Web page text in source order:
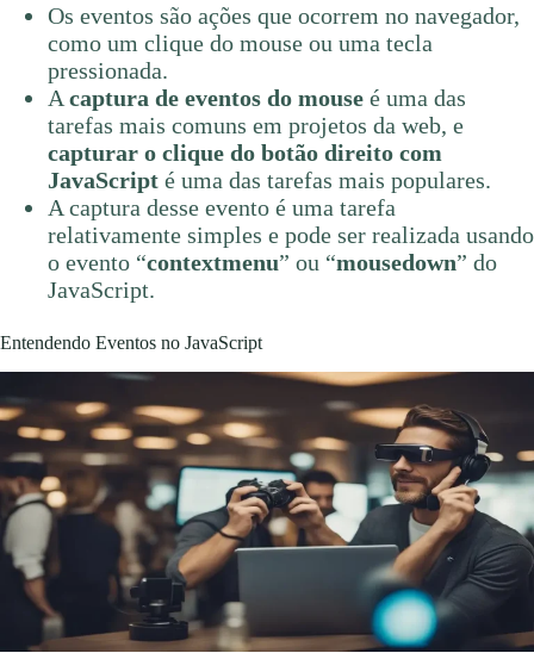
Os eventos são ações que ocorrem no navegador,
como um clique do mouse ou uma tecla
pressionada.
A captura de eventos do mouse é uma das
tarefas mais comuns em projetos da web, e
capturar o clique do botão direito com
JavaScript é uma das tarefas mais populares.
A captura desse evento é uma tarefa
relativamente simples e pode ser realizada usando
o evento “contextmenu” ou “mousedown” do
JavaScript.
Entendendo Eventos no JavaScript